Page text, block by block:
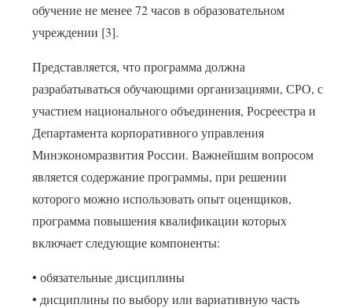
обучение не менее 72 часов в образовательном
учреждении [3].
Представляется, что программа должна
разрабатываться обучающими организациями, СРО, с
участием национального объединения, Росреестра и
Департамента корпоративного управления
Минэкономразвития России. Важнейшим вопросом
является содержание программы, при решении
которого можно использовать опыт оценщиков,
программа повышения квалификации которых
включает следующие компоненты:
• обязательные дисциплины
• дисциплины по выбору или вариативную часть